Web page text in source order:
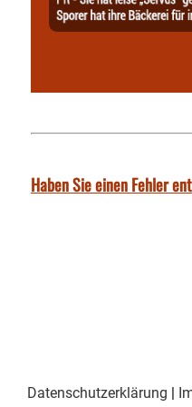
Haben Sie einen Fehler
Datenschutzerklärung |